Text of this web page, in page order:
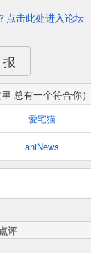
点击此处进入论坛
总有一个符合你）
爱宅猫
aniNews
评